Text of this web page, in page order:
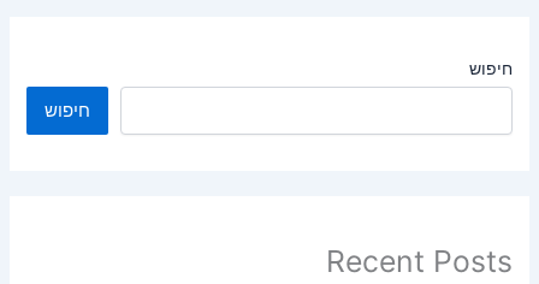
חיפוש
חיפוש
Recent Posts